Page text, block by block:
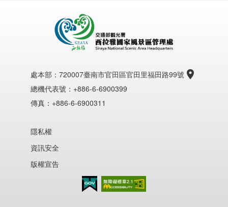
處本部： 720007臺南市官田區官田里福田路99號
總機代表號：+886-6-6900399
傳真：+886-6-6900311
隱私權
資訊安全
版權宣告